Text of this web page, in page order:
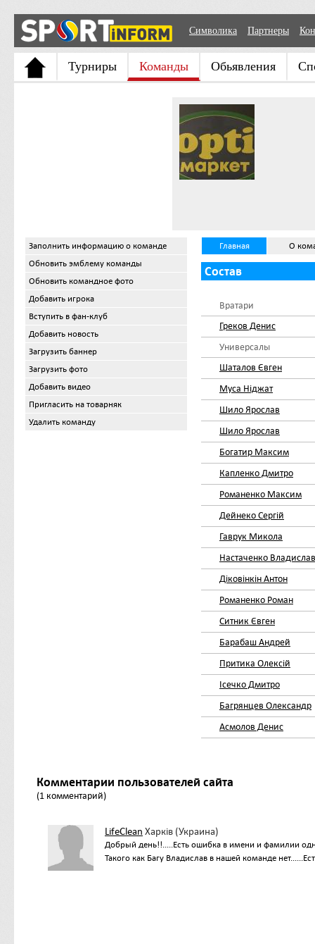
Символика Партнеры
Турниры Команды Обьявления
Заполнить информацию о команде
Обновить эмблему команды
Обновить командное фото
Добавить игрока
Вступить в фан-клуб
Добавить новость
Загрузить баннер
Загрузить фото
Добавить видео
Пригласить на товарняк
Удалить команду
Главная О
Состав
Вратари
Греков Денис
Универсалы
Шаталов Євген
Муса Ніджат
Шило Ярослав
Шило Ярослав
Богатир Максим
Капленко Дмитро
Романенко Максим
Дейнеко Сергій
Гаврук Микола
Настаченко Владислав
Діковінкін Антон
Романенко Роман
Ситник Євген
Барабаш Андрей
Притика Олексій
Ісечко Дмитро
Багрянцев Олександр
Асмолов Денис
Комментарии пользователей сайта
(1 комментарий)
LifeClean Харків (Украина)
Добрый день!!.....Есть ошибка в имени и фамилии
Такого как Багу Владислав в нашей команде